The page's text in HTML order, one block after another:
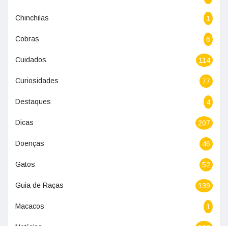
Chinchilas 1
Cobras 6
Cuidados 114
Curiosidades 77
Destaques 4
Dicas 207
Doenças 46
Gatos 52
Guia de Raças 139
Macacos 1